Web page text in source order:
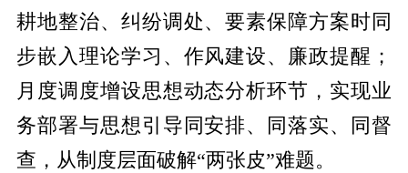
耕地整治、纠纷调处、要素保障方案时同
步嵌入理论学习、作风建设、廉政提醒；
月度调度增设思想动态分析环节，实现业
务部署与思想引导同安排、同落实、同督
查，从制度层面破解“两张皮”难题。